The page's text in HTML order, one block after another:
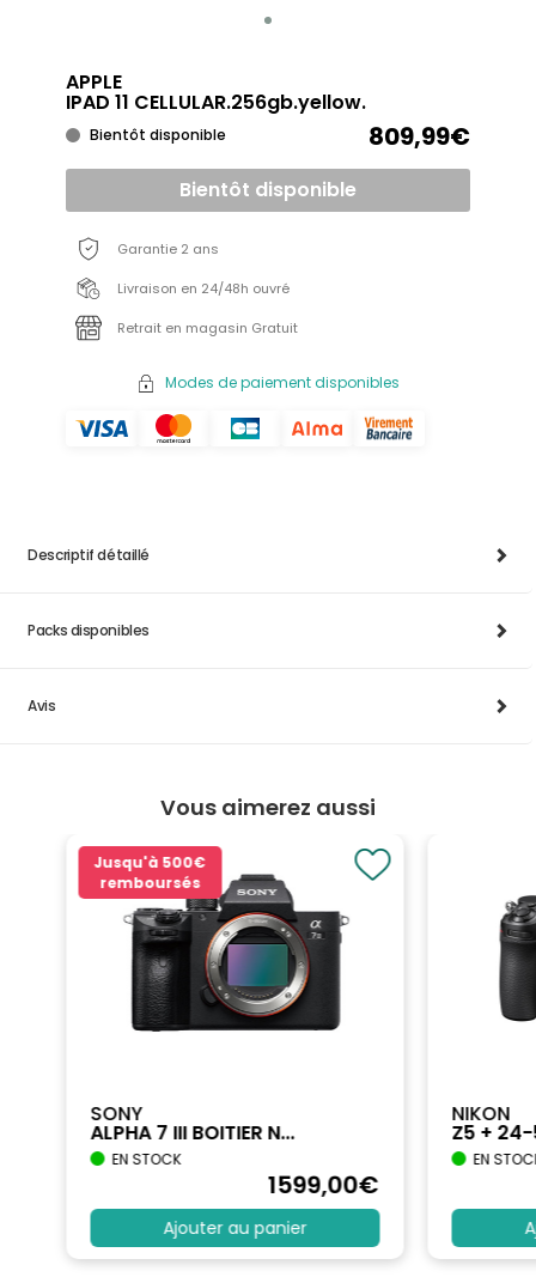
APPLE
IPAD 11 CELLULAR.256gb.yellow.
Bientôt disponible 809,99€
Bientôt disponible
Garantie 2 ans
Livraison en 24/48h ouvré
Retrait en magasin Gratuit
Modes de paiement disponibles
Descriptif détaillé
Packs disponibles
Avis
Vous aimerez aussi
Jusqu'à 500€
remboursés
SONY
ALPHA 7 III BOITIER N...
EN STOCK
1599,00€
Ajouter au panier
NIKON
Z5 +
EN